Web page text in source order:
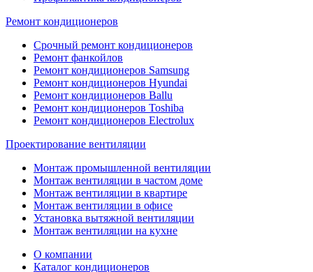
Ремонт кондиционеров
Срочный ремонт кондиционеров
Ремонт фанкойлов
Ремонт кондиционеров Samsung
Ремонт кондиционеров Hyundai
Ремонт кондиционеров Ballu
Ремонт кондиционеров Toshibа
Ремонт кондиционеров Electrolux
Проектирование вентиляции
Монтаж промышленной вентиляции
Монтаж вентиляции в частом доме
Монтаж вентиляции в квартире
Монтаж вентиляции в офисе
Установка вытяжной вентиляции
Монтаж вентиляции на кухне
О компании
Каталог кондиционеров